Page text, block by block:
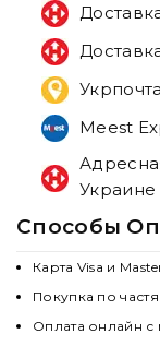
Укрпочта
Meest
Украине
Способы
Карта Visa и
Покупка по
Оплата онлайн с